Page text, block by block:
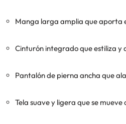
Manga larga amplia que aporta
Cinturón integrado que estiliza y
Pantalón de pierna ancha que
Tela suave y ligera que se mueve